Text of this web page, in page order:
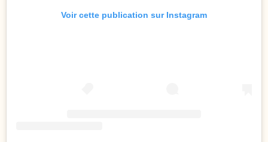
Voir cette publication sur Instagram